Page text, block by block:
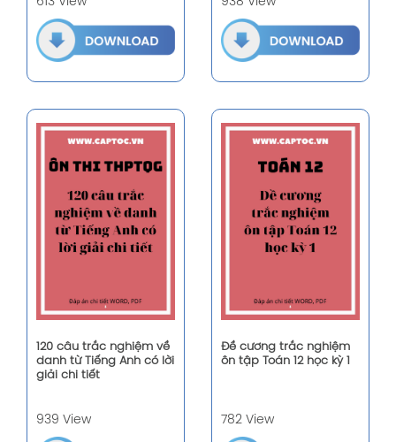
120 câu trắc nghiệm về
danh từ Tiếng Anh có lời
giải chi tiết
939 View
Đề cương trắc nghiệm
ôn tập Toán 12 học kỳ 1
782 View